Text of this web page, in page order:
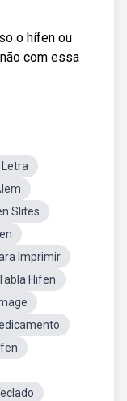
o hífen ou
com essa
Slites
Imprimir
Hifen